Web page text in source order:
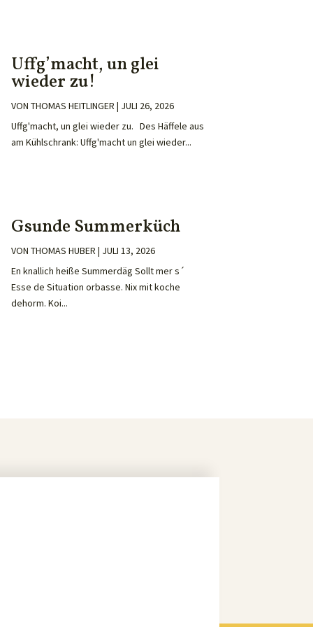
Uffg’macht, un glei
wieder zu!
VON THOMAS HEITLINGER | JULI 26, 2026
Uffg'macht, un glei wieder zu. Des Häffele aus
am Kühlschrank: Uffg'macht un glei wieder...
Gsunde Summerküch
VON THOMAS HUBER | JULI 13, 2026
En knallich heiße Summerdäg Sollt mer s´
Esse de Situation orbasse. Nix mit koche
dehorm. Koi...